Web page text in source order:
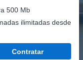
500 Mb
ilimitadas desde
Contratar